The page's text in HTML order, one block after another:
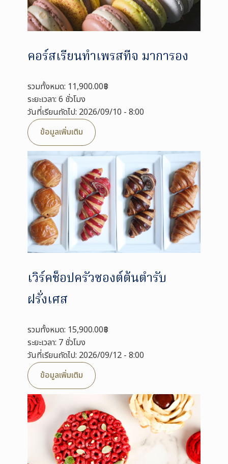
คอร์สเรียนทำเพรสทีจ มาการอง
รวมทั้งหมด: 11,900.00฿
ระยะเวลา: 6 ชั่วโมง
วันที่เรียนถัดไป: 2026/09/10 - 8:00
ข้อมูลเพิ่มเติม
เวิร์คช็อปครัวซองต์ต้นตำรับ
ฝรั่งเศส
รวมทั้งหมด: 15,900.00฿
ระยะเวลา: 7 ชั่วโมง
วันที่เรียนถัดไป: 2026/09/12 - 8:00
ข้อมูลเพิ่มเติม